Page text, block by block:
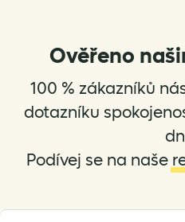
may
chosen
on
page
Ověřeno
100 % zákazníků
dotazníku
Podívej se na naše